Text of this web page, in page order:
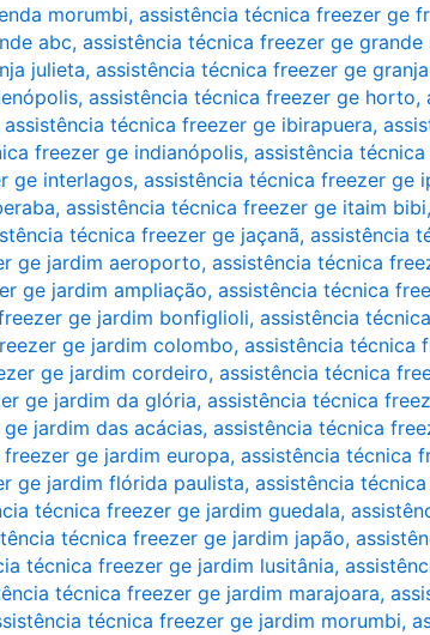
morumbi, assistência técnica freezer ge
abc, assistência técnica freezer ge grande
julieta, assistência técnica freezer ge
, assistência técnica freezer ge horto,
assistência técnica freezer ge ibirapuera,
freezer ge indianópolis, assistência
ge interlagos, assistência técnica freezer ge
, assistência técnica freezer ge itaim bibi,
técnica freezer ge jaçanã, assistência
ge jardim aeroporto, assistência técnica
ge jardim ampliação, assistência técnica
ge jardim bonfiglioli, assistência
ge jardim colombo, assistência técnica
ge jardim cordeiro, assistência técnica
ge jardim da glória, assistência técnica
jardim das acácias, assistência técnica
ge jardim europa, assistência técnica
ge jardim flórida paulista, assistência
técnica freezer ge jardim guedala,
técnica freezer ge jardim japão,
técnica freezer ge jardim lusitânia,
técnica freezer ge jardim marajoara,
técnica freezer ge jardim morumbi,